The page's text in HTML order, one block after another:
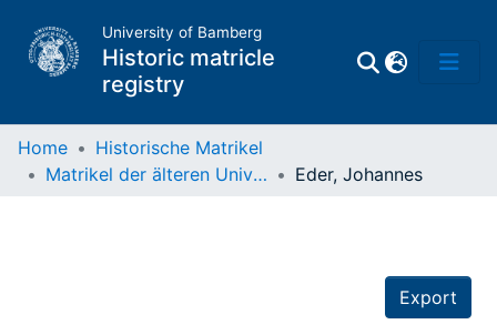
University of Bamberg
Historic matricle
registry
Home
Historische Matrikel
Matrikel der älteren Universität
Eder, Johannes
Export